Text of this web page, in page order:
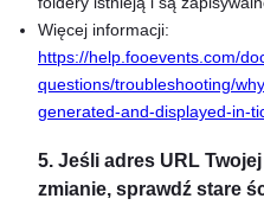
Więcej informacji:
https://help.fooevents.com/
questions/troubleshooting/
generated-and-displayed-in-
5. Jeśli adres URL
zmianie, sprawdź stare